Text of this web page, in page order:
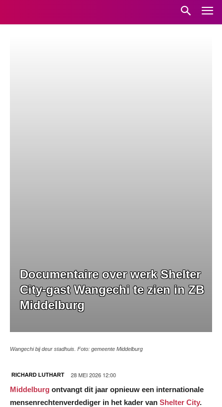
Documentaire over werk Shelter
City-gast Wangechi te zien in ZB
Middelburg
Wangechi bij deur stadhuis. Foto: gemeente Middelburg
RICHARD LUTHART 28 MEI 2026 12:00
Middelburg ontvangt dit jaar opnieuw een internationale
mensenrechtenverdediger in het kader van Shelter City.